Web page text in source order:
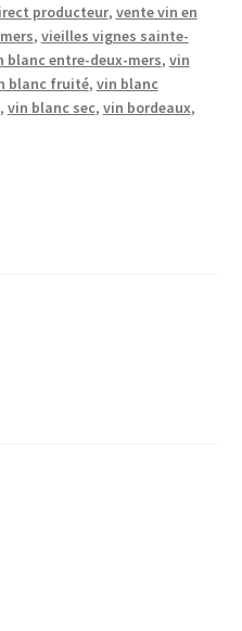
producteur, vente vin en
, vieilles vignes sainte-
blanc entre-deux-mers, vin
blanc fruité, vin blanc
, vin blanc sec, vin bordeaux,